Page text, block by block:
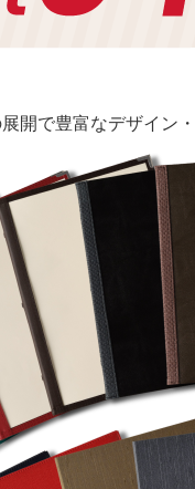
開で豊富なデザイン